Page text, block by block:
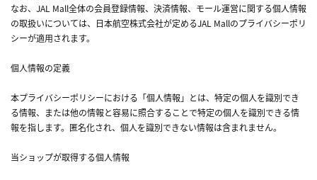
なお、JAL Mall全体の会員登録情報、決済情報、モール運営に関する個人情報
の取扱いについては、日本航空株式会社が定めるJAL Mallのプライバシーポリ
シーが適用されます。
個人情報の定義
本プライバシーポリシーにおける「個人情報」とは、特定の個人を識別でき
る情報、または他の情報と容易に照合することで特定の個人を識別できる情
報を指します。匿名化され、個人を識別できない情報は含まれません。
当ショップが取得する個人情報